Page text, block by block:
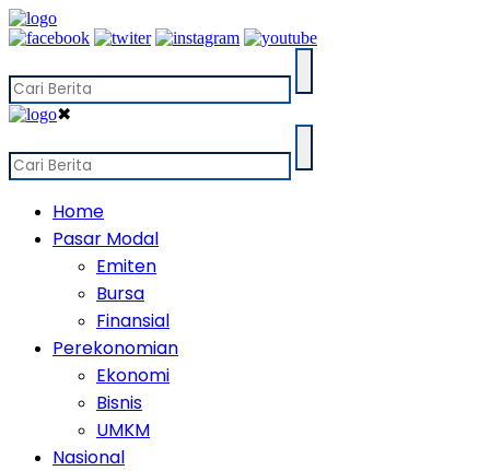
✖
Home
Pasar Modal
Emiten
Bursa
Finansial
Perekonomian
Ekonomi
Bisnis
UMKM
Nasional